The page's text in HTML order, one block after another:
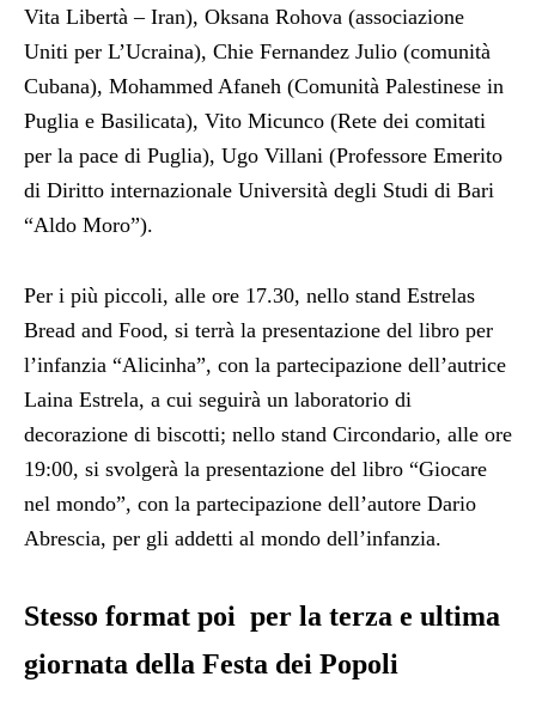
Vita Libertà – Iran), Oksana Rohova (associazione
Uniti per L’Ucraina), Chie Fernandez Julio (comunità
Cubana), Mohammed Afaneh (Comunità Palestinese in
Puglia e Basilicata), Vito Micunco (Rete dei comitati
per la pace di Puglia), Ugo Villani (Professore Emerito
di Diritto internazionale Università degli Studi di Bari
“Aldo Moro”).
Per i più piccoli, alle ore 17.30, nello stand Estrelas
Bread and Food, si terrà la presentazione del libro per
l’infanzia “Alicinha”, con la partecipazione dell’autrice
Laina Estrela, a cui seguirà un laboratorio di
decorazione di biscotti; nello stand Circondario, alle ore
19:00, si svolgerà la presentazione del libro “Giocare
nel mondo”, con la partecipazione dell’autore Dario
Abrescia, per gli addetti al mondo dell’infanzia.
Stesso format poi per la terza e ultima
giornata della Festa dei Popoli